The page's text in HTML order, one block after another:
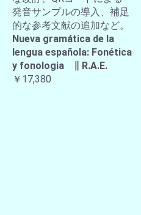
発音サンプルの導入、補足
的な参考文献の追加など。
Nueva gramática de la
lengua española: Fonética
y fonologia ∥ R.A.E.
￥17,380